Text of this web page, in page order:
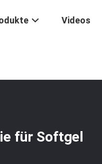
Videos
für Softgel